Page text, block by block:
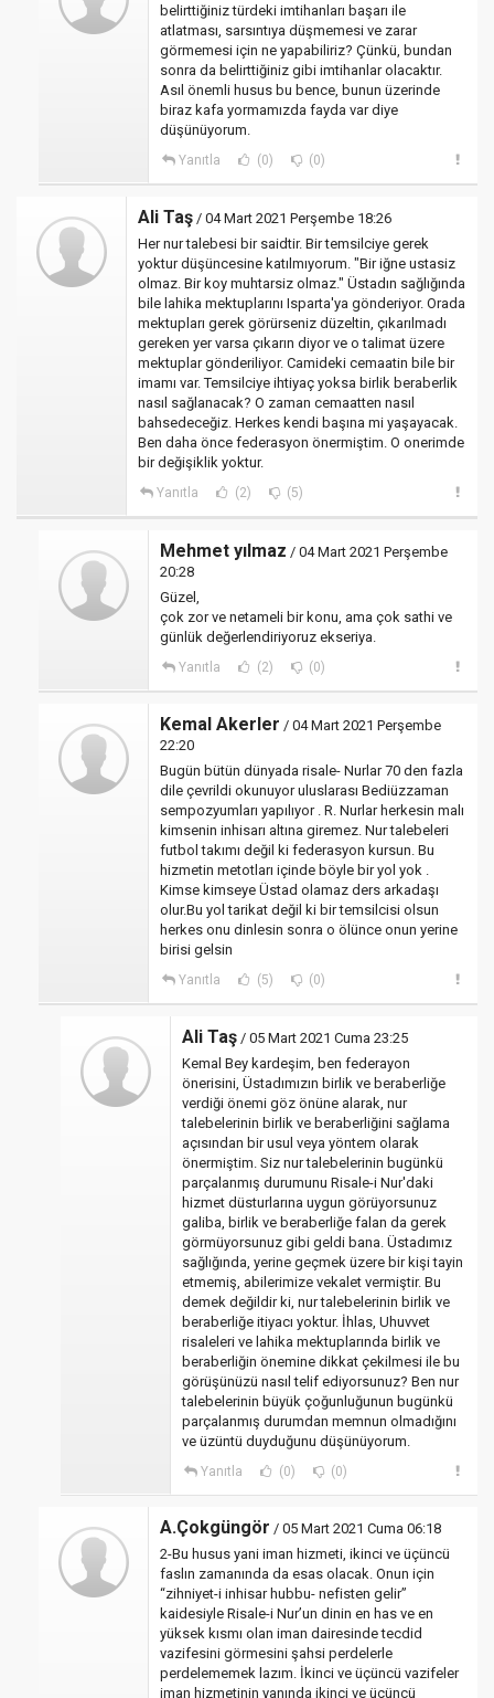
belirttiğiniz türdeki imtihanları başarı ile
atlatması, sarsıntıya düşmemesi ve zarar
görmemesi için ne yapabiliriz? Çünkü, bundan
sonra da belirttiğiniz gibi imtihanlar olacaktır.
Asıl önemli husus bu bence, bunun üzerinde
biraz kafa yormamızda fayda var diye
düşünüyorum.
Yanıtla (0) (0)
Ali Taş / 04 Mart 2021 Perşembe 18:26
Her nur talebesi bir saidtir. Bir temsilciye gerek
yoktur düşüncesine katılmıyorum. "Bir iğne ustasiz
olmaz. Bir koy muhtarsiz olmaz." Üstadın sağlığında
bile lahika mektuplarını Isparta'ya gönderiyor. Orada
mektupları gerek görürseniz düzeltin, çıkarılmadı
gereken yer varsa çıkarın diyor ve o talimat üzere
mektuplar gönderiliyor. Camideki cemaatin bile bir
imamı var. Temsilciye ihtiyaç yoksa birlik beraberlik
nasıl sağlanacak? O zaman cemaatten nasıl
bahsedeceğiz. Herkes kendi başına mi yaşayacak.
Ben daha önce federasyon önermiştim. O onerimde
bir değişiklik yoktur.
Yanıtla (2) (5)
Mehmet yılmaz / 04 Mart 2021 Perşembe
20:28
Güzel,
çok zor ve netameli bir konu, ama çok sathi ve
günlük değerlendiriyoruz ekseriya.
Yanıtla (2) (0)
Kemal Akerler / 04 Mart 2021 Perşembe
22:20
Bugün bütün dünyada risale- Nurlar 70 den fazla
dile çevrildi okunuyor uluslarası Bediüzzaman
sempozyumları yapılıyor . R. Nurlar herkesin malı
kimsenin inhisarı altına giremez. Nur talebeleri
futbol takımı değil ki federasyon kursun. Bu
hizmetin metotları içinde böyle bir yol yok .
Kimse kimseye Üstad olamaz ders arkadaşı
olur.Bu yol tarikat değil ki bir temsilcisi olsun
herkes onu dinlesin sonra o ölünce onun yerine
birisi gelsin
Yanıtla (5) (0)
Ali Taş / 05 Mart 2021 Cuma 23:25
Kemal Bey kardeşim, ben federayon
önerisini, Üstadımızın birlik ve beraberliğe
verdiği önemi göz önüne alarak, nur
talebelerinin birlik ve beraberliğini sağlama
açısından bir usul veya yöntem olarak
önermiştim. Siz nur talebelerinin bugünkü
parçalanmış durumunu Risale-i Nur'daki
hizmet düsturlarına uygun görüyorsunuz
galiba, birlik ve beraberliğe falan da gerek
görmüyorsunuz gibi geldi bana. Üstadımız
sağlığında, yerine geçmek üzere bir kişi tayin
etmemiş, abilerimize vekalet vermiştir. Bu
demek değildir ki, nur talebelerinin birlik ve
beraberliğe itiyacı yoktur. İhlas, Uhuvvet
risaleleri ve lahika mektuplarında birlik ve
beraberliğin önemine dikkat çekilmesi ile bu
görüşünüzü nasıl telif ediyorsunuz? Ben nur
talebelerinin büyük çoğunluğunun bugünkü
parçalanmış durumdan memnun olmadığını
ve üzüntü duyduğunu düşünüyorum.
Yanıtla (0) (0)
A.Çokgüngör / 05 Mart 2021 Cuma 06:18
2-Bu husus yani iman hizmeti, ikinci ve üçüncü
faslın zamanında da esas olacak. Onun için
“zihniyet-i inhisar hubbu- nefisten gelir”
kaidesiyle Risale-i Nur’un dinin en has ve en
yüksek kısmı olan iman dairesinde tecdid
vazifesini görmesini şahsi perdelerle
perdelememek lazım. İkinci ve üçüncü vazifeler
iman hizmetinin yanında ikinci ve üçüncü